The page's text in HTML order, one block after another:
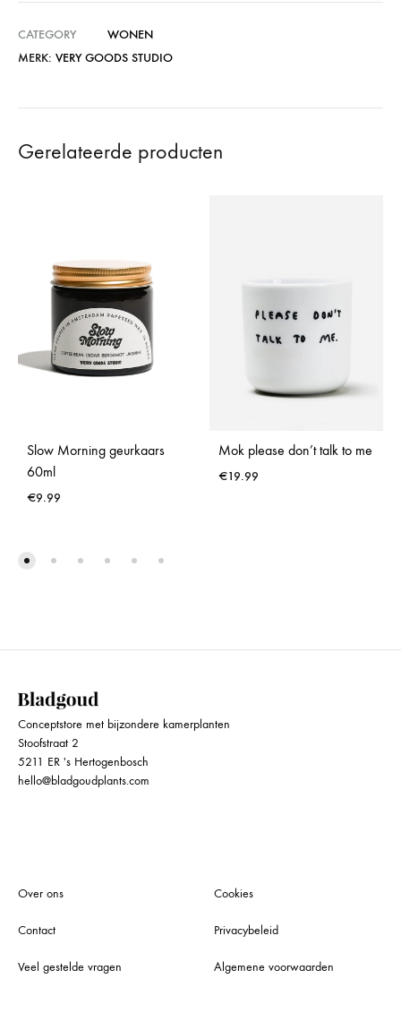
CATEGORY
WONEN
MERK: VERY GOODS STUDIO
Gerelateerde producten
Slow Morning geurkaars
60ml
€9.99
Mok please don’t talk to me
€19.99
Conceptstore met bijzondere kamerplanten
Stoofstraat 2
5211 ER 's Hertogenbosch
hello@bladgoudplants.com
Over ons
Contact
Veel gestelde vragen
Cookies
Privacybeleid
Algemene voorwaarden